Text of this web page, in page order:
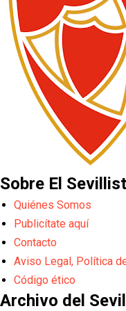
Sobre El
Quiénes Somos
Publicítate aquí
Contacto
Aviso Legal, Política
Código ético
Archivo del